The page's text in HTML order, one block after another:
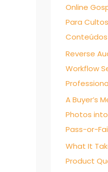
f
o
r
:
Online
Para
Reverse
Workflow
A Buyer’s
Photos
Pass-or-
What It
Product